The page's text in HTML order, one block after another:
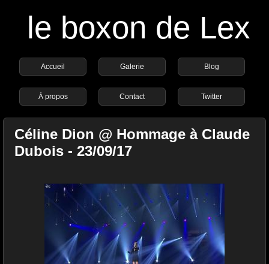
le boxon de Lex
Accueil Galerie Blog
À propos Contact Twitter
Céline Dion @ Hommage à Claude
Dubois - 23/09/17